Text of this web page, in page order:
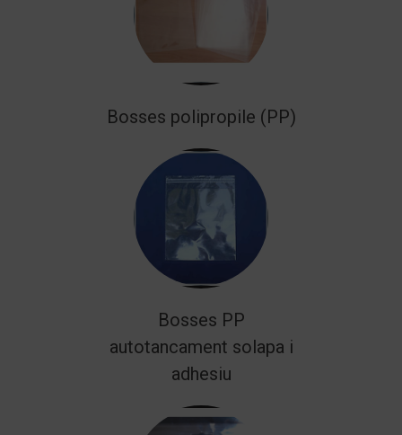
Bosses polipropile (PP)
Bosses PP
autotancament solapa i
adhesiu